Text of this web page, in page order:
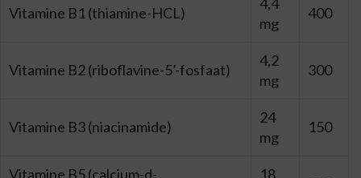
Vitamine B1 (thiamine-HCL)
mg
400
Vitamine B2 (riboflavine-5’-fosfaat)
4,2
mg
300
Vitamine B3 (niacinamide)
24
mg
150
Vitamine B5 (calcium-d-
18